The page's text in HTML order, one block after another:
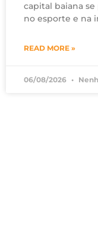
capital baiana
no esporte e na
READ MORE »
06/08/2026